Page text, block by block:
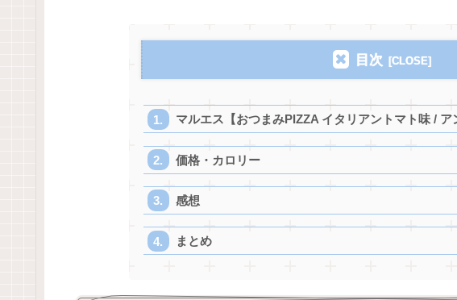
目次
マルエス【おつまみPIZZA イタリアントマト味 / ア
価格・カロリー
感想
まとめ